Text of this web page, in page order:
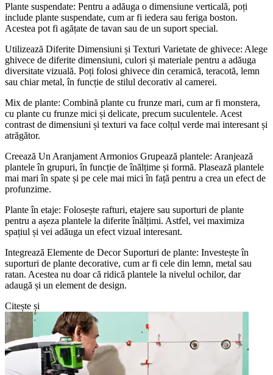
Plante suspendate: Pentru a adăuga o dimensiune verticală, poți
include plante suspendate, cum ar fi iedera sau feriga boston.
Acestea pot fi agățate de tavan sau de un suport special.
Utilizează Diferite Dimensiuni și Texturi Varietate de ghivece: Alege
ghivece de diferite dimensiuni, culori și materiale pentru a adăuga
diversitate vizuală. Poți folosi ghivece din ceramică, teracotă, lemn
sau chiar metal, în funcție de stilul decorativ al camerei.
Mix de plante: Combină plante cu frunze mari, cum ar fi monstera,
cu plante cu frunze mici și delicate, precum suculentele. Acest
contrast de dimensiuni și texturi va face colțul verde mai interesant și
atrăgător.
Creează Un Aranjament Armonios Grupează plantele: Aranjează
plantele în grupuri, în funcție de înălțime și formă. Plasează plantele
mai mari în spate și pe cele mai mici în față pentru a crea un efect de
profunzime.
Plante în etaje: Folosește rafturi, etajere sau suporturi de plante
pentru a așeza plantele la diferite înălțimi. Astfel, vei maximiza
spațiul și vei adăuga un efect vizual interesant.
Integrează Elemente de Decor Suporturi de plante: Investește în
suporturi de plante decorative, cum ar fi cele din lemn, metal sau
ratan. Acestea nu doar că ridică plantele la nivelul ochilor, dar
adaugă și un element de design.
Citește și